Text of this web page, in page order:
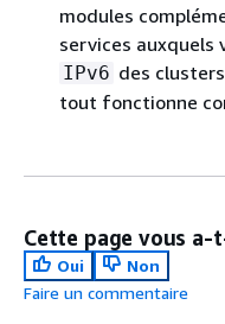
modules
services auxquels
IPv6 des
tout fonctionne
Cette page vous
Oui
Non
Faire un commentaire